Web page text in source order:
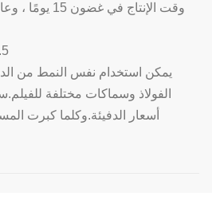
5. ما هو افضل سعر لديكم؟
يمكن استخدام نفس النمط من
الفولاذ وسماكات مختلفة
أسعار الدفيئة.وكلما كبرت